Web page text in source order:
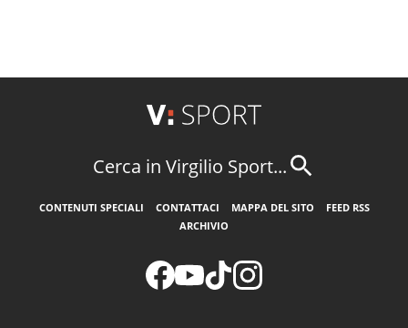
Cerca in Virgilio Sport...
CONTENUTI SPECIALI CONTATTACI MAPPA DEL SITO
FEED RSS
ARCHIVIO